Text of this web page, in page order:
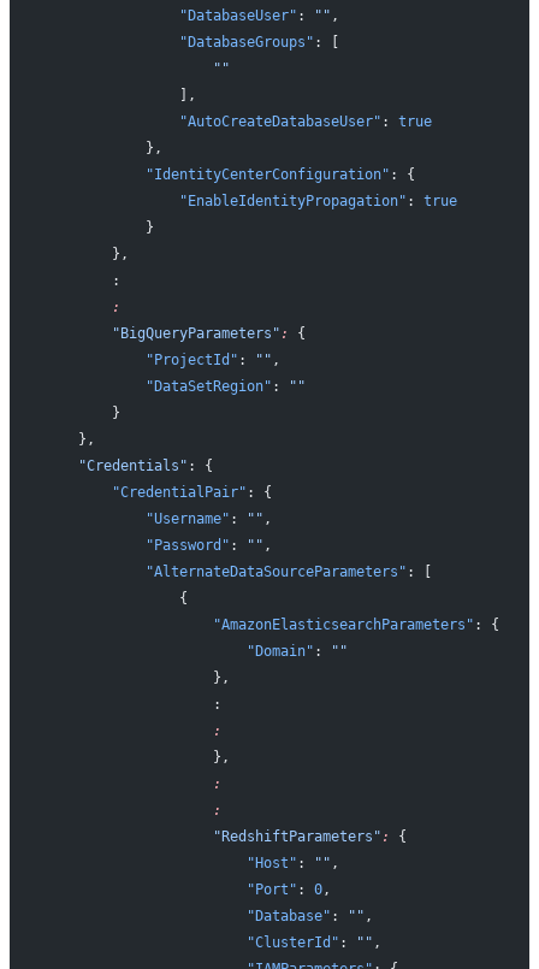
                "DatabaseUser"
: "" ,
                "DatabaseGroups"
: [
                    ""
                ],
                "AutoCreateDatabaseUser"
: true
            },
            "IdentityCenterConfiguration"
: {
                "EnableIdentityPropagation"
: true
            }
        },
        :
        :
        "BigQueryParameters"
:
{
            "ProjectId"
: "" ,
            "DataSetRegion"
:
""
        }
    },
    "Credentials"
: {
        "CredentialPair"
: {
            "Username"
: "" ,
            "Password"
: "" ,
            "AlternateDataSourceParameters"
: [
                {
                    "AmazonElasticsearchParameters"
: {
                        "Domain"
:
""
                    },
                    :
                    :
                    },
                    :
                    :
                    "RedshiftParameters"
:
{
                        "Host"
: "" ,
                        "Port"
: 0,
                        "Database"
: "" ,
                        "ClusterId"
: "" ,